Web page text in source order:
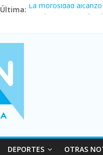
Última: La morosidad
Vacaciones de
Fuerte caída de la
DEPORTES OTRAS